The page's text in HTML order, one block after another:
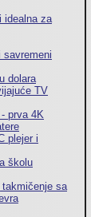
idealna za
savremeni
dolara
TV
prva 4K
plejer i
školu
sa